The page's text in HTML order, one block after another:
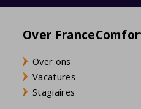
Over
Over ons
Vacatures
Stagiaires